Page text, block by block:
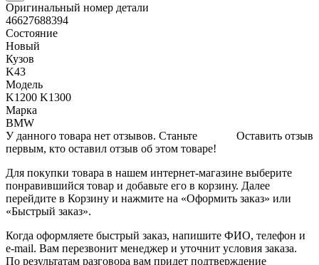
Оригинальный номер детали
46627688394
Состояние
Новый
Кузов
K43
Модель
K1200 K1300
Марка
BMW
Оставить отзыв
У данного товара нет отзывов. Станьте
первым, кто оставил отзыв об этом товаре!
Для покупки товара в нашем интернет-магазине выберите
понравившийся товар и добавьте его в корзину. Далее
перейдите в Корзину и нажмите на «Оформить заказ» или
«Быстрый заказ».
Когда оформляете быстрый заказ, напишите ФИО, телефон и
e-mail. Вам перезвонит менеджер и уточнит условия заказа.
По результатам разговора вам придет подтверждение